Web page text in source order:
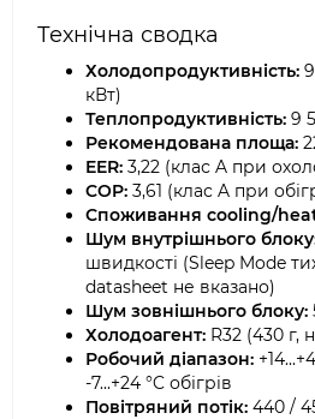
Технічна сводка
Холодопродуктивність:
кВт)
Теплопродуктивність: 9
Рекомендована площа:
EER: 3,22 (клас A при
COP: 3,61 (клас A при
Споживання cooling/
Шум внутрішнього
швидкості (Sleep Mode
datasheet не вказано)
Шум зовнішнього блоку:
Холодоагент: R32 (430 г,
Робочий діапазон:
-7...+24 °C обігрів
Повітряний потік: 440 /